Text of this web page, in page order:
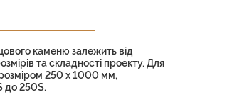
каменю залежить від
та складності проекту. Для
розміром 250 х 1000 мм,
до 250$.